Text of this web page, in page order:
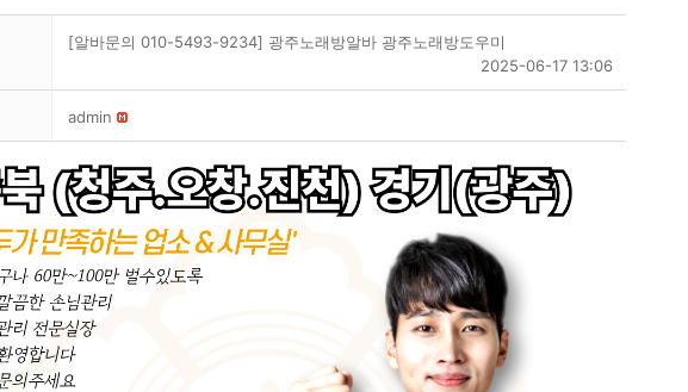
[알바문의 010-5493-9234] 광주노래방알바 광주노래방도우미
2025-06-17 13:06
admin